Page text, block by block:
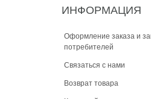
ИНФОРМАЦИЯ
Оформление заказа и
потребителей
Связаться с нами
Возврат товара